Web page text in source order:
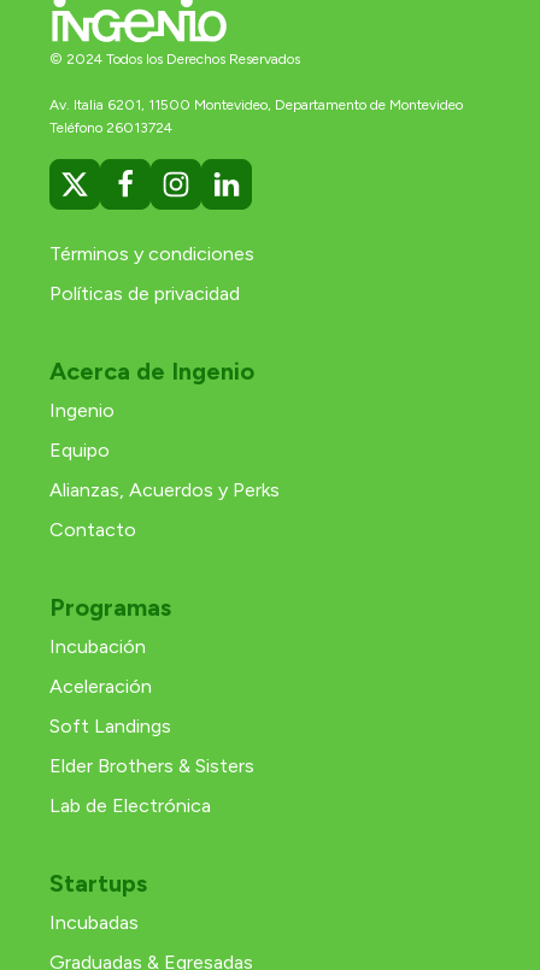
© 2024 Todos los Derechos Reservados
Av. Italia 6201, 11500 Montevideo, Departamento de Montevideo
Teléfono 26013724
Términos y condiciones
Políticas de privacidad
Acerca de Ingenio
Ingenio
Equipo
Alianzas, Acuerdos y Perks
Contacto
Programas
Incubación
Aceleración
Soft Landings
Elder Brothers & Sisters
Lab de Electrónica
Startups
Incubadas
Graduadas & Egresadas